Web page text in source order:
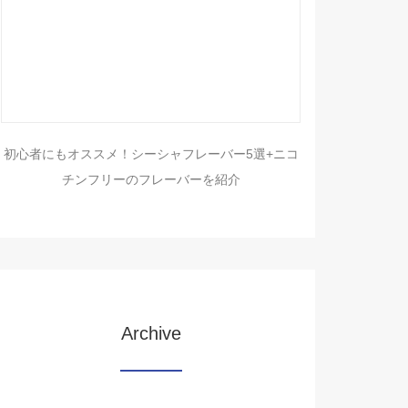
初心者にもオススメ！シーシャフレーバー5選+ニコ
チンフリーのフレーバーを紹介
Archive